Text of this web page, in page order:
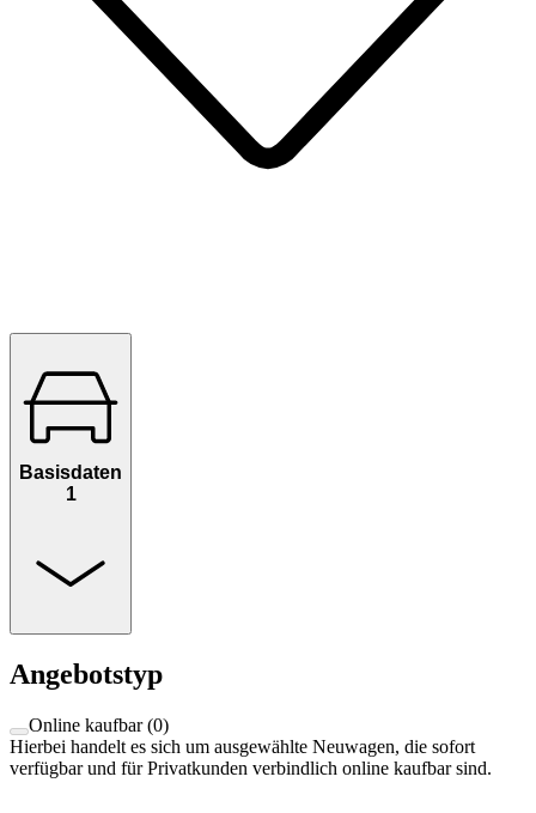
Basisdaten
1
Angebotstyp
Online kaufbar(0)
Hierbei handelt es sich um ausgewählte Neuwagen, die sofort
verfügbar und für Privatkunden verbindlich online kaufbar sind.